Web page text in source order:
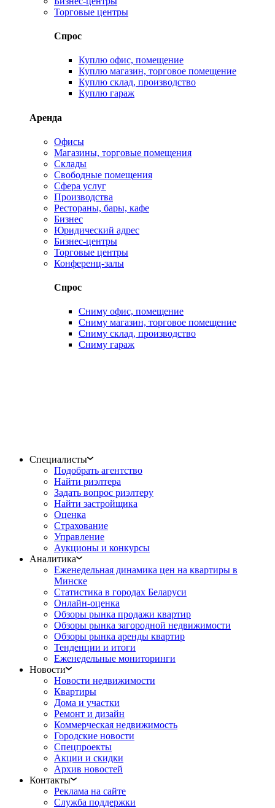
Торговые центры
Спрос
Куплю офис, помещение
Куплю магазин, торговое помещение
Куплю склад, производство
Куплю гараж
Аренда
Офисы
Магазины, торговые помещения
Склады
Свободные помещения
Сфера услуг
Производства
Рестораны, бары, кафе
Бизнес
Юридический адрес
Бизнес-центры
Торговые центры
Конференц-залы
Спрос
Сниму офис, помещение
Сниму магазин, торговое помещение
Сниму склад, производство
Сниму гараж
Специалисты
Подобрать агентство
Найти риэлтера
Задать вопрос риэлтеру
Найти застройщика
Оценка
Страхование
Управление
Аукционы и конкурсы
Аналитика
Еженедельная динамика цен на квартиры в
Минске
Статистика в городах Беларуси
Онлайн-оценка
Обзоры рынка продажи квартир
Обзоры рынка загородной недвижимости
Обзоры рынка аренды квартир
Тенденции и итоги
Еженедельные мониторинги
Новости
Новости недвижимости
Квартиры
Дома и участки
Ремонт и дизайн
Коммерческая недвижимость
Городские новости
Спецпроекты
Акции и скидки
Архив новостей
Контакты
Реклама на сайте
Служба поддержки